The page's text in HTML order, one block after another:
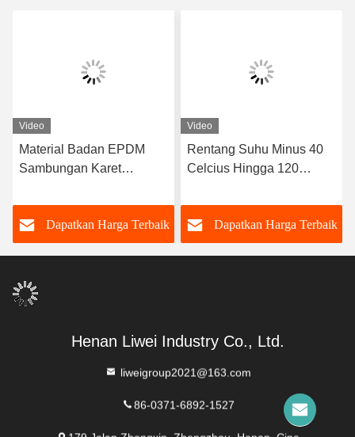
Video
Material Badan EPDM
Sambungan Karet
yang Dirancang dengan
Ujung Berflensa
Memastikan Penyegelan
Sistem Transportasi
Fluida
Dapatkan Harga Terbaik
Video
Rentang Suhu Minus 40
Celcius Hingga 120
Fleksibel Bola Ganda
Umur Panjang Dukungan
Kustom OEM
Dapatkan Harga Terbaik
Henan Liwei Industry Co., Ltd.
liweigroup2021@163.com
86-0371-6892-1527